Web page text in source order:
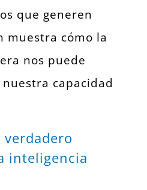
que generen
muestra cómo la
nos puede
capacidad
verdadero
inteligencia